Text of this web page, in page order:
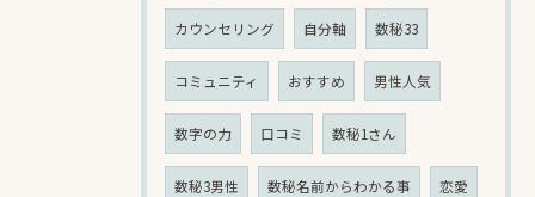
カウンセリング 自分軸 数秘33
コミュニティ おすすめ 男性人気
数字の力 口コミ 数秘1さん
数秘3男性 数秘名前からわかる事 恋愛